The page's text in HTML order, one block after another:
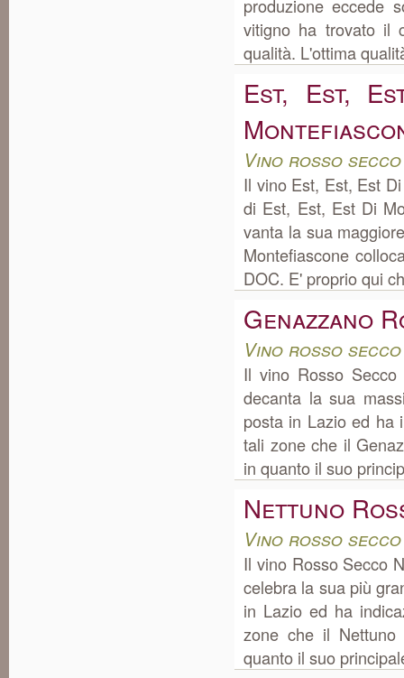
produzione eccede
vitigno ha trovato il
qualità. L'ottima
Est, Est,
Vino rosso
Il vino Est, Est, Est
di Est, Est, Est Di
vanta la sua
Montefiascone
DOC. E' proprio qui
Genazzano
Vino rosso
Il vino Rosso
decanta la sua
posta in Lazio ed ha
tali zone che il
in quanto il suo
Nettuno
Vino rosso
Il vino Rosso Secco
celebra la sua più
in Lazio ed ha
zone che il Nettuno
quanto il suo